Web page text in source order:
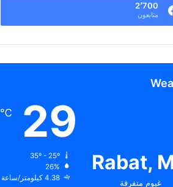
2٬700
متابعون
Rabat,
غيوم متفرقة
29
℃
26%
4.38 كيلومتر/ساعة